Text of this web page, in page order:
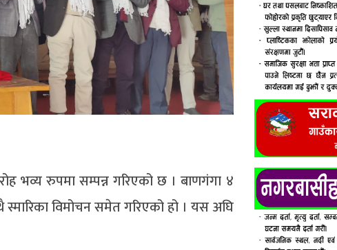
भव्य रुपमा सम्पन्न गरिएको छ । बाणगंगा ४
विमोचन समेत गरिएको हो । यस अघि